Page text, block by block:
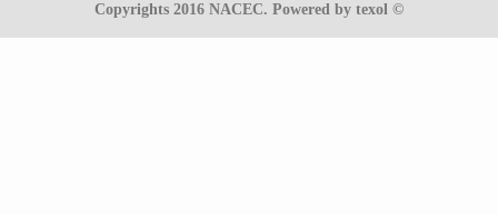
© Copyrights 2016
NACEC. Powered by texol